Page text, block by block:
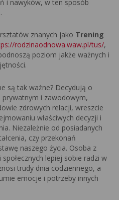
i nawyków, w ten sposób
znanych jako Trening
rodzinaodnowa.waw.pl/tus/,
poziom jakże ważnych i
są tak ważne? Decydują o
i zawodowym,
zdrowych relacji, wreszcie
właściwych decyzji i
Niezależnie od posiadanych
czy przekonań
naszego życia. Osoba z
lepiej sobie radzi w
trudy dnia codziennego, a
emocje i potrzeby innych